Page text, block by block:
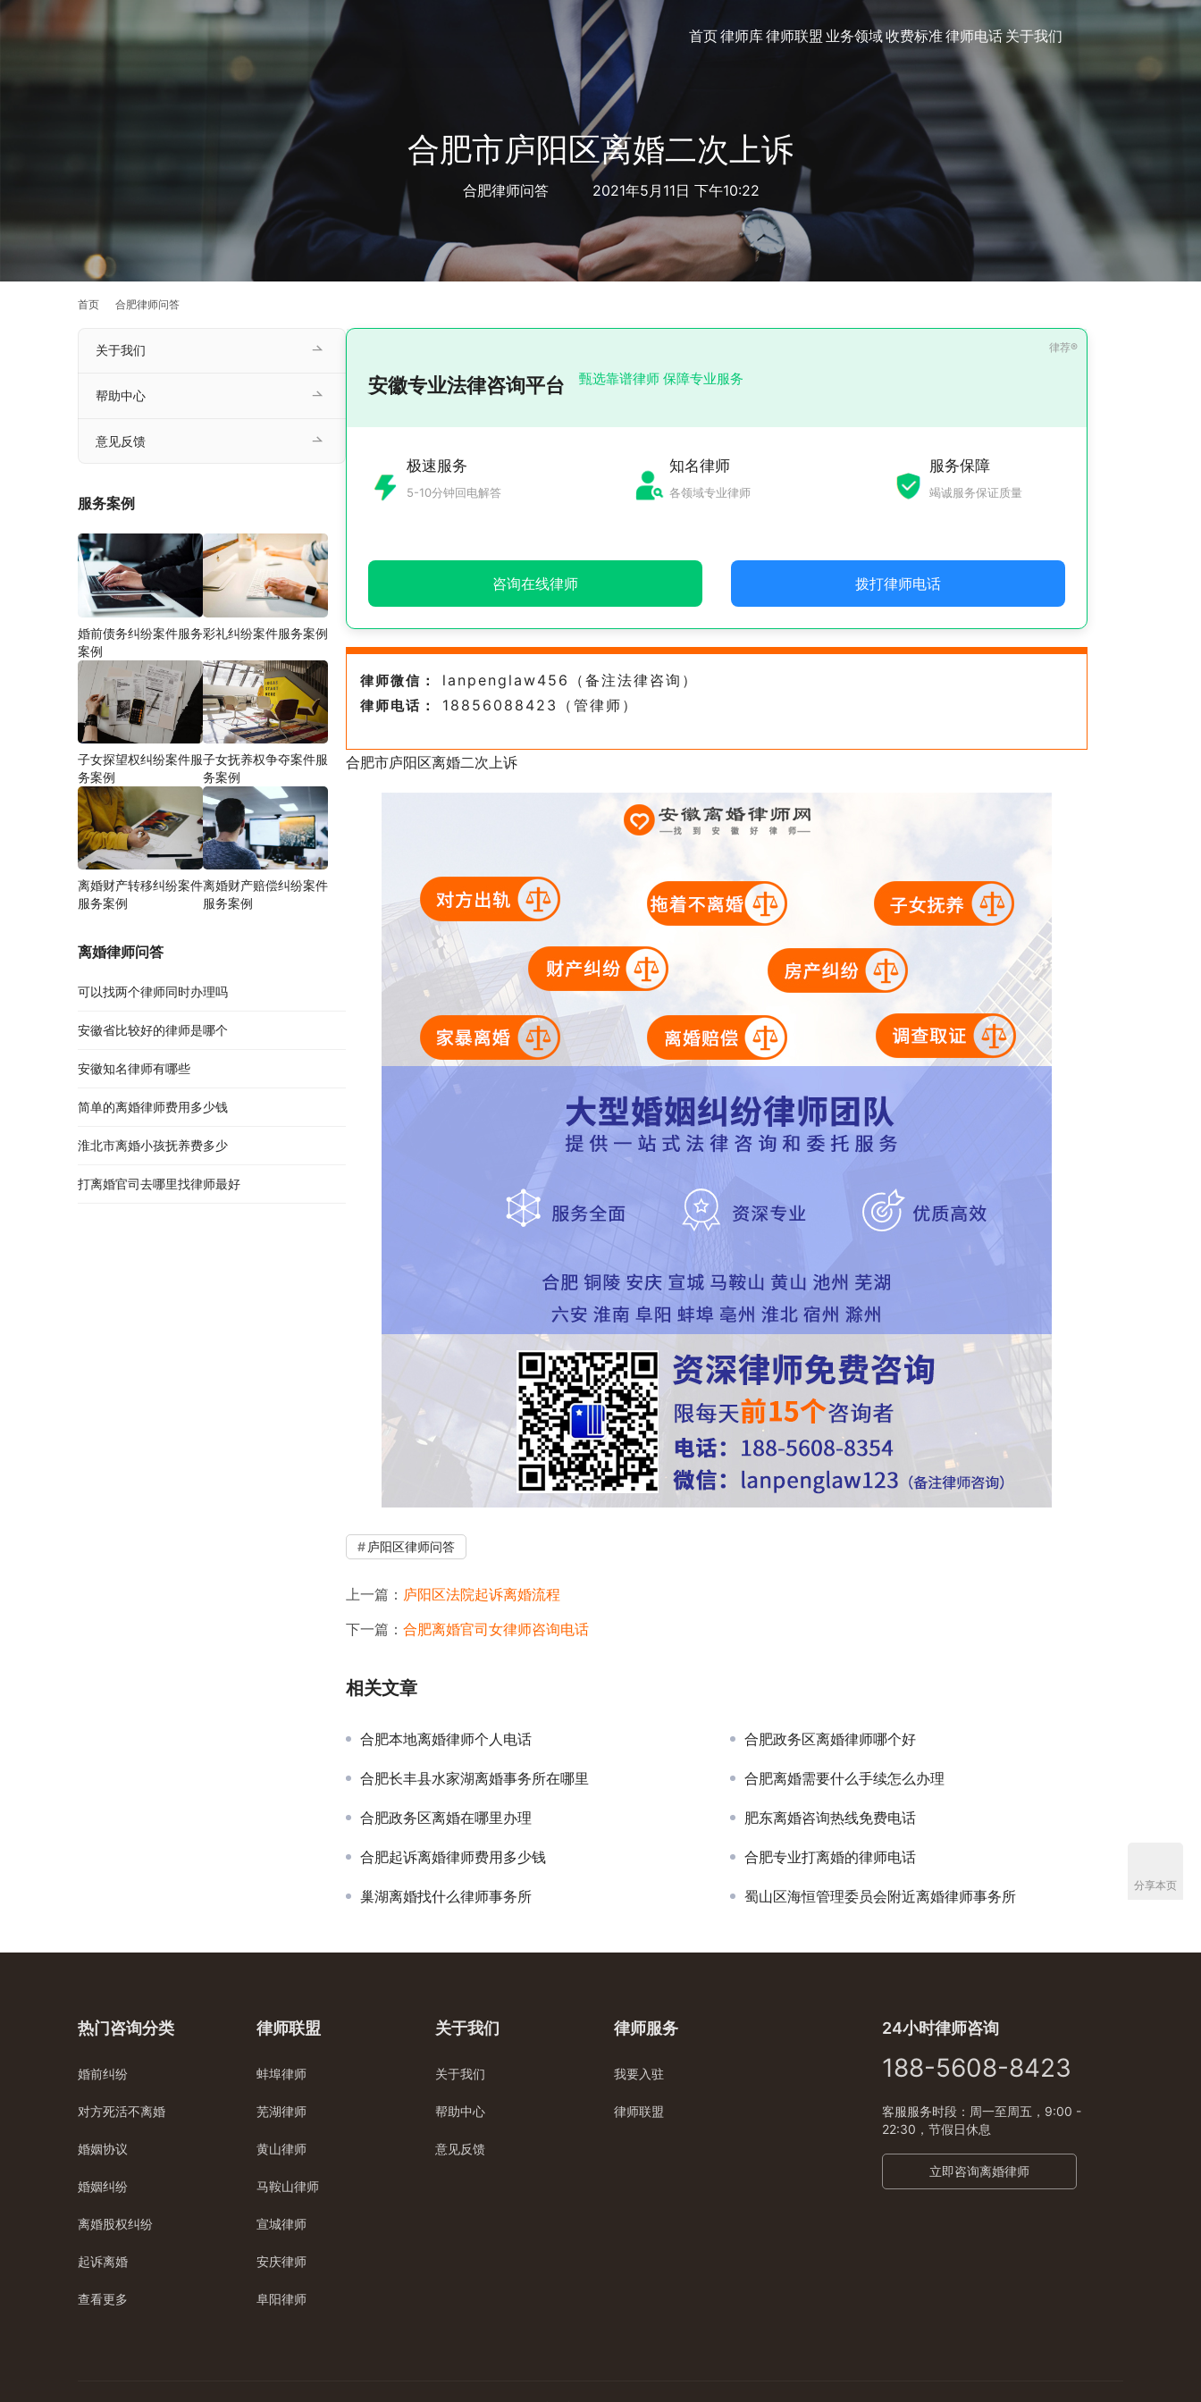
首页律师库律师联盟 业务领域收费标准律师电话关于我们
合肥市庐阳区离婚二次上诉
合肥律师问答 2021年5月11日 下午10:22
首页 合肥律师问答
安徽专业法律咨询平台 甄选靠谱律师 保障专业服务
极速服务
5-10分钟回电解答
知名律师
各领域专业律师
服务保障
竭诚服务保证质量
咨询在线律师 拨打律师电话
律师微信： lanpenglaw456（备注法律咨询）
律师电话： 18856088423（管律师）
合肥市庐阳区离婚二次上诉
庐阳区律师问答
上一篇： 庐阳区法院起诉离婚流程
下一篇： 合肥离婚官司女律师咨询电话
相关文章
合肥本地离婚律师个人电话 合肥政务区离婚律师哪个好
合肥长丰县水家湖离婚事务所在哪里 合肥离婚需要什么手续怎么办理
合肥政务区离婚在哪里办理 肥东离婚咨询热线免费电话
合肥起诉离婚律师费用多少钱 合肥专业打离婚的律师电话
巢湖离婚找什么律师事务所 蜀山区海恒管理委员会附近离婚律师事务所
关于我们
帮助中心
意见反馈
服务案例
婚前债务纠纷案件服务
案例
彩礼纠纷案件服务案例
子女探望权纠纷案件服
务案例
子女抚养权争夺案件服
务案例
离婚财产转移纠纷案件
服务案例
离婚财产赔偿纠纷案件
服务案例
离婚律师问答
可以找两个律师同时办理吗
安徽省比较好的律师是哪个
安徽知名律师有哪些
简单的离婚律师费用多少钱
淮北市离婚小孩抚养费多少
打离婚官司去哪里找律师最好
热门咨询分类
婚前纠纷
对方死活不离婚
婚姻协议
婚姻纠纷
离婚股权纠纷
起诉离婚
查看更多
律师联盟
蚌埠律师
芜湖律师
黄山律师
马鞍山律师
宣城律师
安庆律师
阜阳律师
关于我们
关于我们
帮助中心
意见反馈
律师服务
我要入驻
律师联盟
24小时律师咨询
188-5608-8423
客服服务时段：周一至周五，9:00 -
22:30，节假日休息
立即咨询离婚律师
分享本页